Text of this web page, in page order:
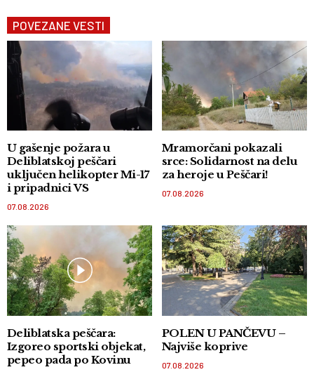
POVEZANE VESTI
U gašenje požara u
Deliblatskoj peščari
uključen helikopter Mi-17
i pripadnici VS
07.08.2026
Mramorčani pokazali
srce: Solidarnost na delu
za heroje u Peščari!
07.08.2026
Deliblatska peščara:
Izgoreo sportski objekat,
pepeo pada po Kovinu
POLEN U PANČEVU –
Najviše koprive
07.08.2026